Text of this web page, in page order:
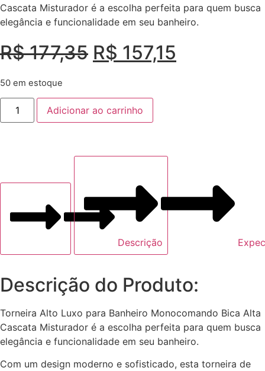
Cascata Misturador é a escolha perfeita para quem busca
elegância e funcionalidade em seu banheiro.
R$177,35 R$ 157,15
50 em estoque
Adicionar ao carrinho
Descrição
Descrição do Produto:
Torneira Alto Luxo para Banheiro Monocomando Bica Alta
Cascata Misturador é a escolha perfeita para quem busca
elegância e funcionalidade em seu banheiro.
Com um design moderno e sofisticado, esta torneira de